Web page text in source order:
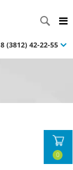
8 (3812) 42-22-55
0